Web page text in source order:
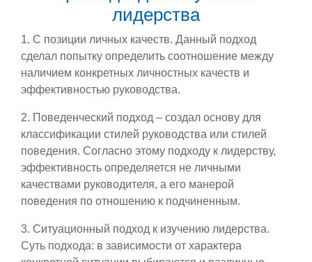
лидерства
1. С позиции личных качеств. Данный подход
сделал попытку определить соотношение между
наличием конкретных личностных качеств и
эффективностью руководства.
2. Поведенческий подход – создал основу для
классификации стилей руководства или стилей
поведения. Согласно этому подходу к лидерству,
эффективность определяется не личными
качествами руководителя, а его манерой
поведения по отношению к подчиненным.
3. Ситуационный подход к изучению лидерства.
Суть подхода: в зависимости от характера